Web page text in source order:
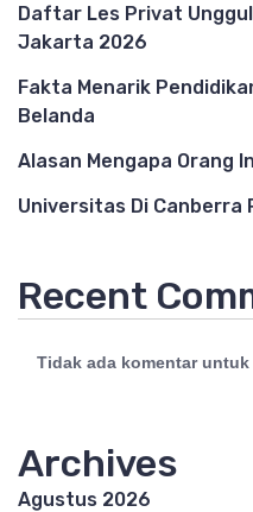
Daftar Les Privat
Jakarta 2026
Fakta Menarik
Belanda
Alasan Mengapa Orang
Universitas Di Canberra
Recent
Tidak ada komentar
Archives
Agustus 2026